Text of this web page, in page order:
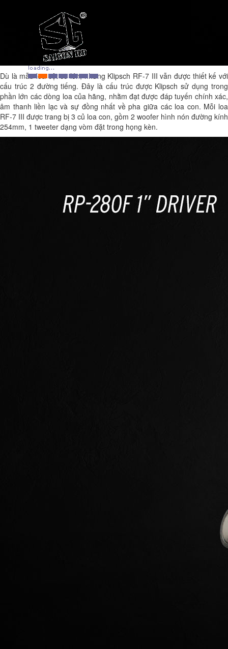
Dù là mẫu loa cột cỡ lớn, nhưng Klipsch RF-7 III vẫn được thiết kế với
cấu trúc 2 đường tiếng. Đây là cấu trúc được Klipsch sử dụng trong
phần lớn các dòng loa của hãng, nhằm đạt được đáp tuyến chính xác,
âm thanh liền lạc và sự đồng nhất về pha giữa các loa con. Mỗi loa
RF-7 III được trang bị 3 củ loa con, gồm 2 woofer hình nón đường kính
254mm, 1 tweeter dạng vòm đặt trong họng kèn.